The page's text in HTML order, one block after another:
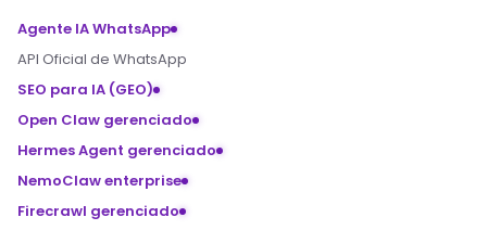
Agente IA WhatsApp
API Oficial de WhatsApp
SEO para IA (GEO)
Open Claw gerenciado
Hermes Agent gerenciado
NemoClaw enterprise
Firecrawl gerenciado